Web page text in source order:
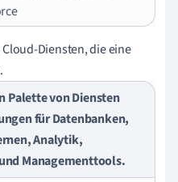
Diensten, die eine
Palette von Diensten
für Datenbanken,
Analytik,
Managementtools.